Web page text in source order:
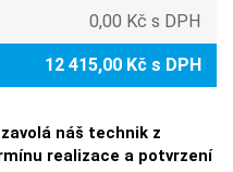
0,00 Kč s DPH
12 415,00 Kč s DPH
náš technik z
realizace a potvrzení